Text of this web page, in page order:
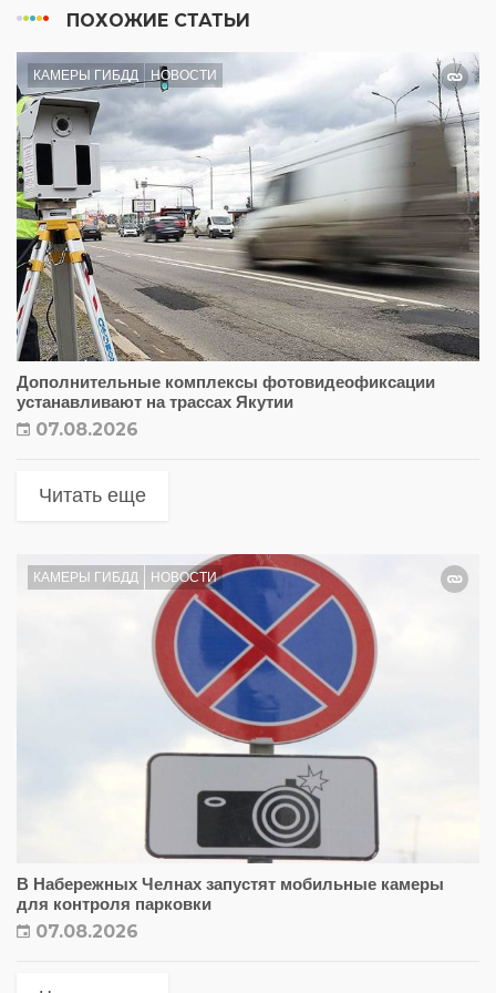
ПОХОЖИЕ СТАТЬИ
КАМЕРЫ ГИБДД НОВОСТИ
Дополнительные комплексы фотовидеофиксации
устанавливают на трассах Якутии
07.08.2026
Читать еще
КАМЕРЫ ГИБДД НОВОСТИ
В Набережных Челнах запустят мобильные камеры
для контроля парковки
07.08.2026